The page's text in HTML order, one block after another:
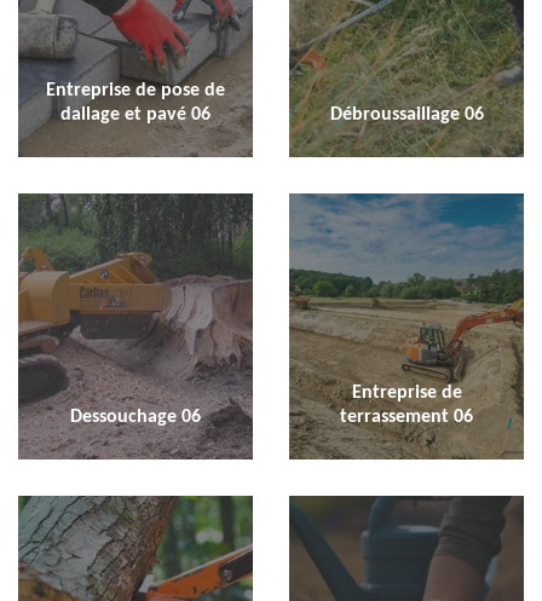
Entreprise de pose de
dallage et pavé 06
Débroussaillage 06
Dessouchage 06
Entreprise de
terrassement 06